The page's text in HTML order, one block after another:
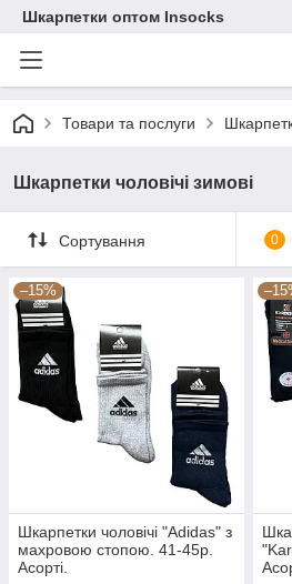
Шкарпетки оптом Insocks
Товари та послуги
Шкарпетки чоловічі зимові
Сортування 0
–15%
Шкарпетки чоловічі "Adidas" з
махровою стопою. 41-45р.
Асорті.